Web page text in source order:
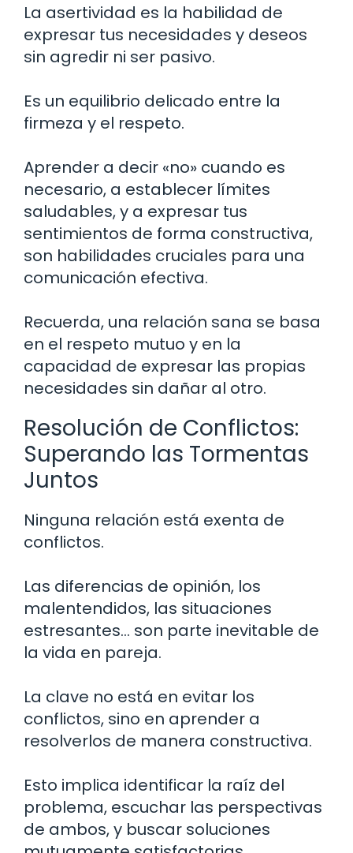
La asertividad es la habilidad de
expresar tus necesidades y deseos
sin agredir ni ser pasivo.
Es un equilibrio delicado entre la
firmeza y el respeto.
Aprender a decir «no» cuando es
necesario, a establecer límites
saludables, y a expresar tus
sentimientos de forma constructiva,
son habilidades cruciales para una
comunicación efectiva.
Recuerda, una relación sana se basa
en el respeto mutuo y en la
capacidad de expresar las propias
necesidades sin dañar al otro.
Resolución de Conflictos:
Superando las Tormentas
Juntos
Ninguna relación está exenta de
conflictos.
Las diferencias de opinión, los
malentendidos, las situaciones
estresantes… son parte inevitable de
la vida en pareja.
La clave no está en evitar los
conflictos, sino en aprender a
resolverlos de manera constructiva.
Esto implica identificar la raíz del
problema, escuchar las perspectivas
de ambos, y buscar soluciones